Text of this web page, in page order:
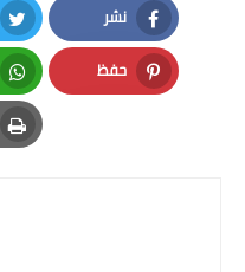
نشر
Facebook
حفظ
Pinterest